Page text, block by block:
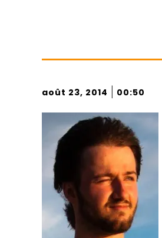
août 23, 2014 00:50